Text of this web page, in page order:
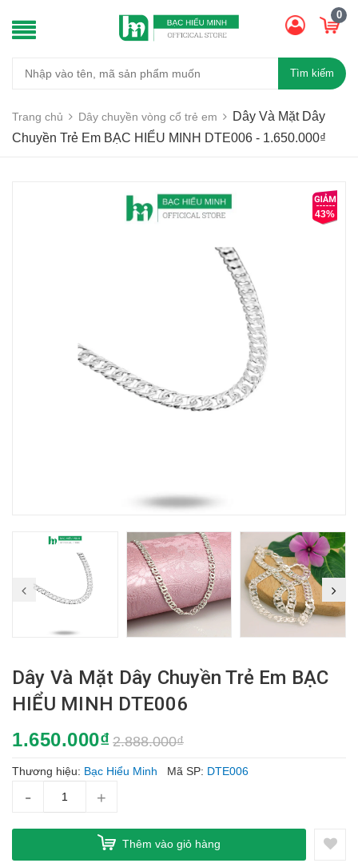
0
Tìm kiếm
Trang chủ Dây chuyền vòng cổ trẻ em
Dây Và Mặt Dây
Chuyền Trẻ Em BẠC HIỂU MINH DTE006 - 1.650.000₫
43%
Dây Và Mặt Dây Chuyền Trẻ Em BẠC
HIỂU MINH DTE006
1.650.000₫ 2.888.000₫
Thương hiệu: Bạc Hiểu Minh Mã SP: DTE006
- +
Thêm vào giỏ hàng